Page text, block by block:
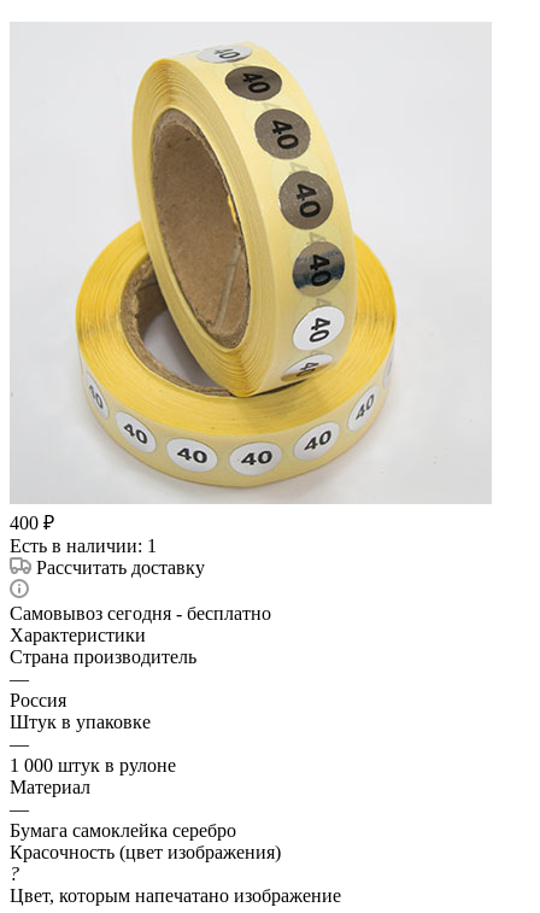
400 ₽
Есть в наличии: 1
Рассчитать доставку
Самовывоз сегодня - бесплатно
Характеристики
Страна производитель
—
Россия
Штук в упаковке
—
1 000 штук в рулоне
Материал
—
Бумага самоклейка серебро
Красочность (цвет изображения)
?
Цвет, которым напечатано изображение